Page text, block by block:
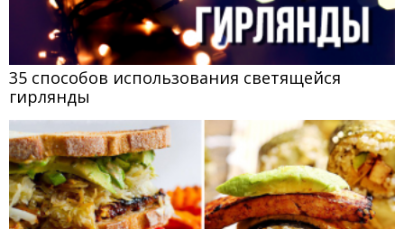
35 способов использования светящейся
гирлянды